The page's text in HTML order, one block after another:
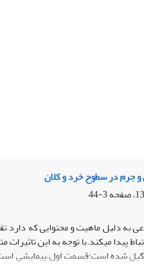
و جرم در سطوح خرد و کلان
3-44
به دلیل ماهیت و محتوایی که دارد
پیدا میکند.با توجه به این